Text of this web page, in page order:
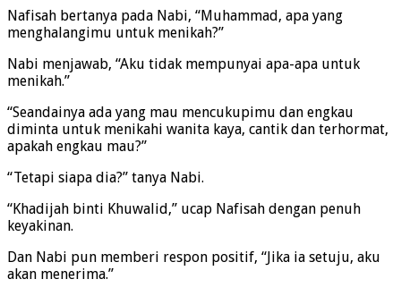
Nafisah bertanya pada Nabi, “Muhammad, apa yang
menghalangimu untuk menikah?”
Nabi menjawab, “Aku tidak mempunyai apa-apa untuk
menikah.”
“Seandainya ada yang mau mencukupimu dan engkau
diminta untuk menikahi wanita kaya, cantik dan terhormat,
apakah engkau mau?”
“Tetapi siapa dia?” tanya Nabi.
“Khadijah binti Khuwalid,” ucap Nafisah dengan penuh
keyakinan.
Dan Nabi pun memberi respon positif, “Jika ia setuju, aku
akan menerima.”